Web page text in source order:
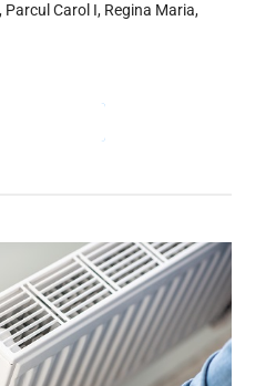
Carol I, Regina Maria,